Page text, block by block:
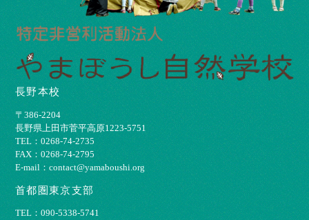
長野本校
〒386-2204
⻑野県上⽥市菅平⾼原1223-5751
TEL：0268-74-2735
FAX：0268-74-2795
E-mail：contact@yamaboushi.org
首都圏東京支部
TEL：090-5338-5741